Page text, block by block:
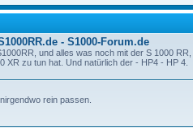
- S1000-Forum.de
und alles was noch mit der S 1000 RR,
XR zu tun hat. Und natürlich der - HP4 - HP 4.
rein passen.